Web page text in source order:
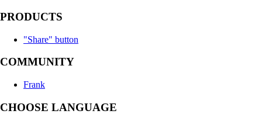
PRODUCTS
"Share" button
COMMUNITY
Frank
CHOOSE LANGUAGE